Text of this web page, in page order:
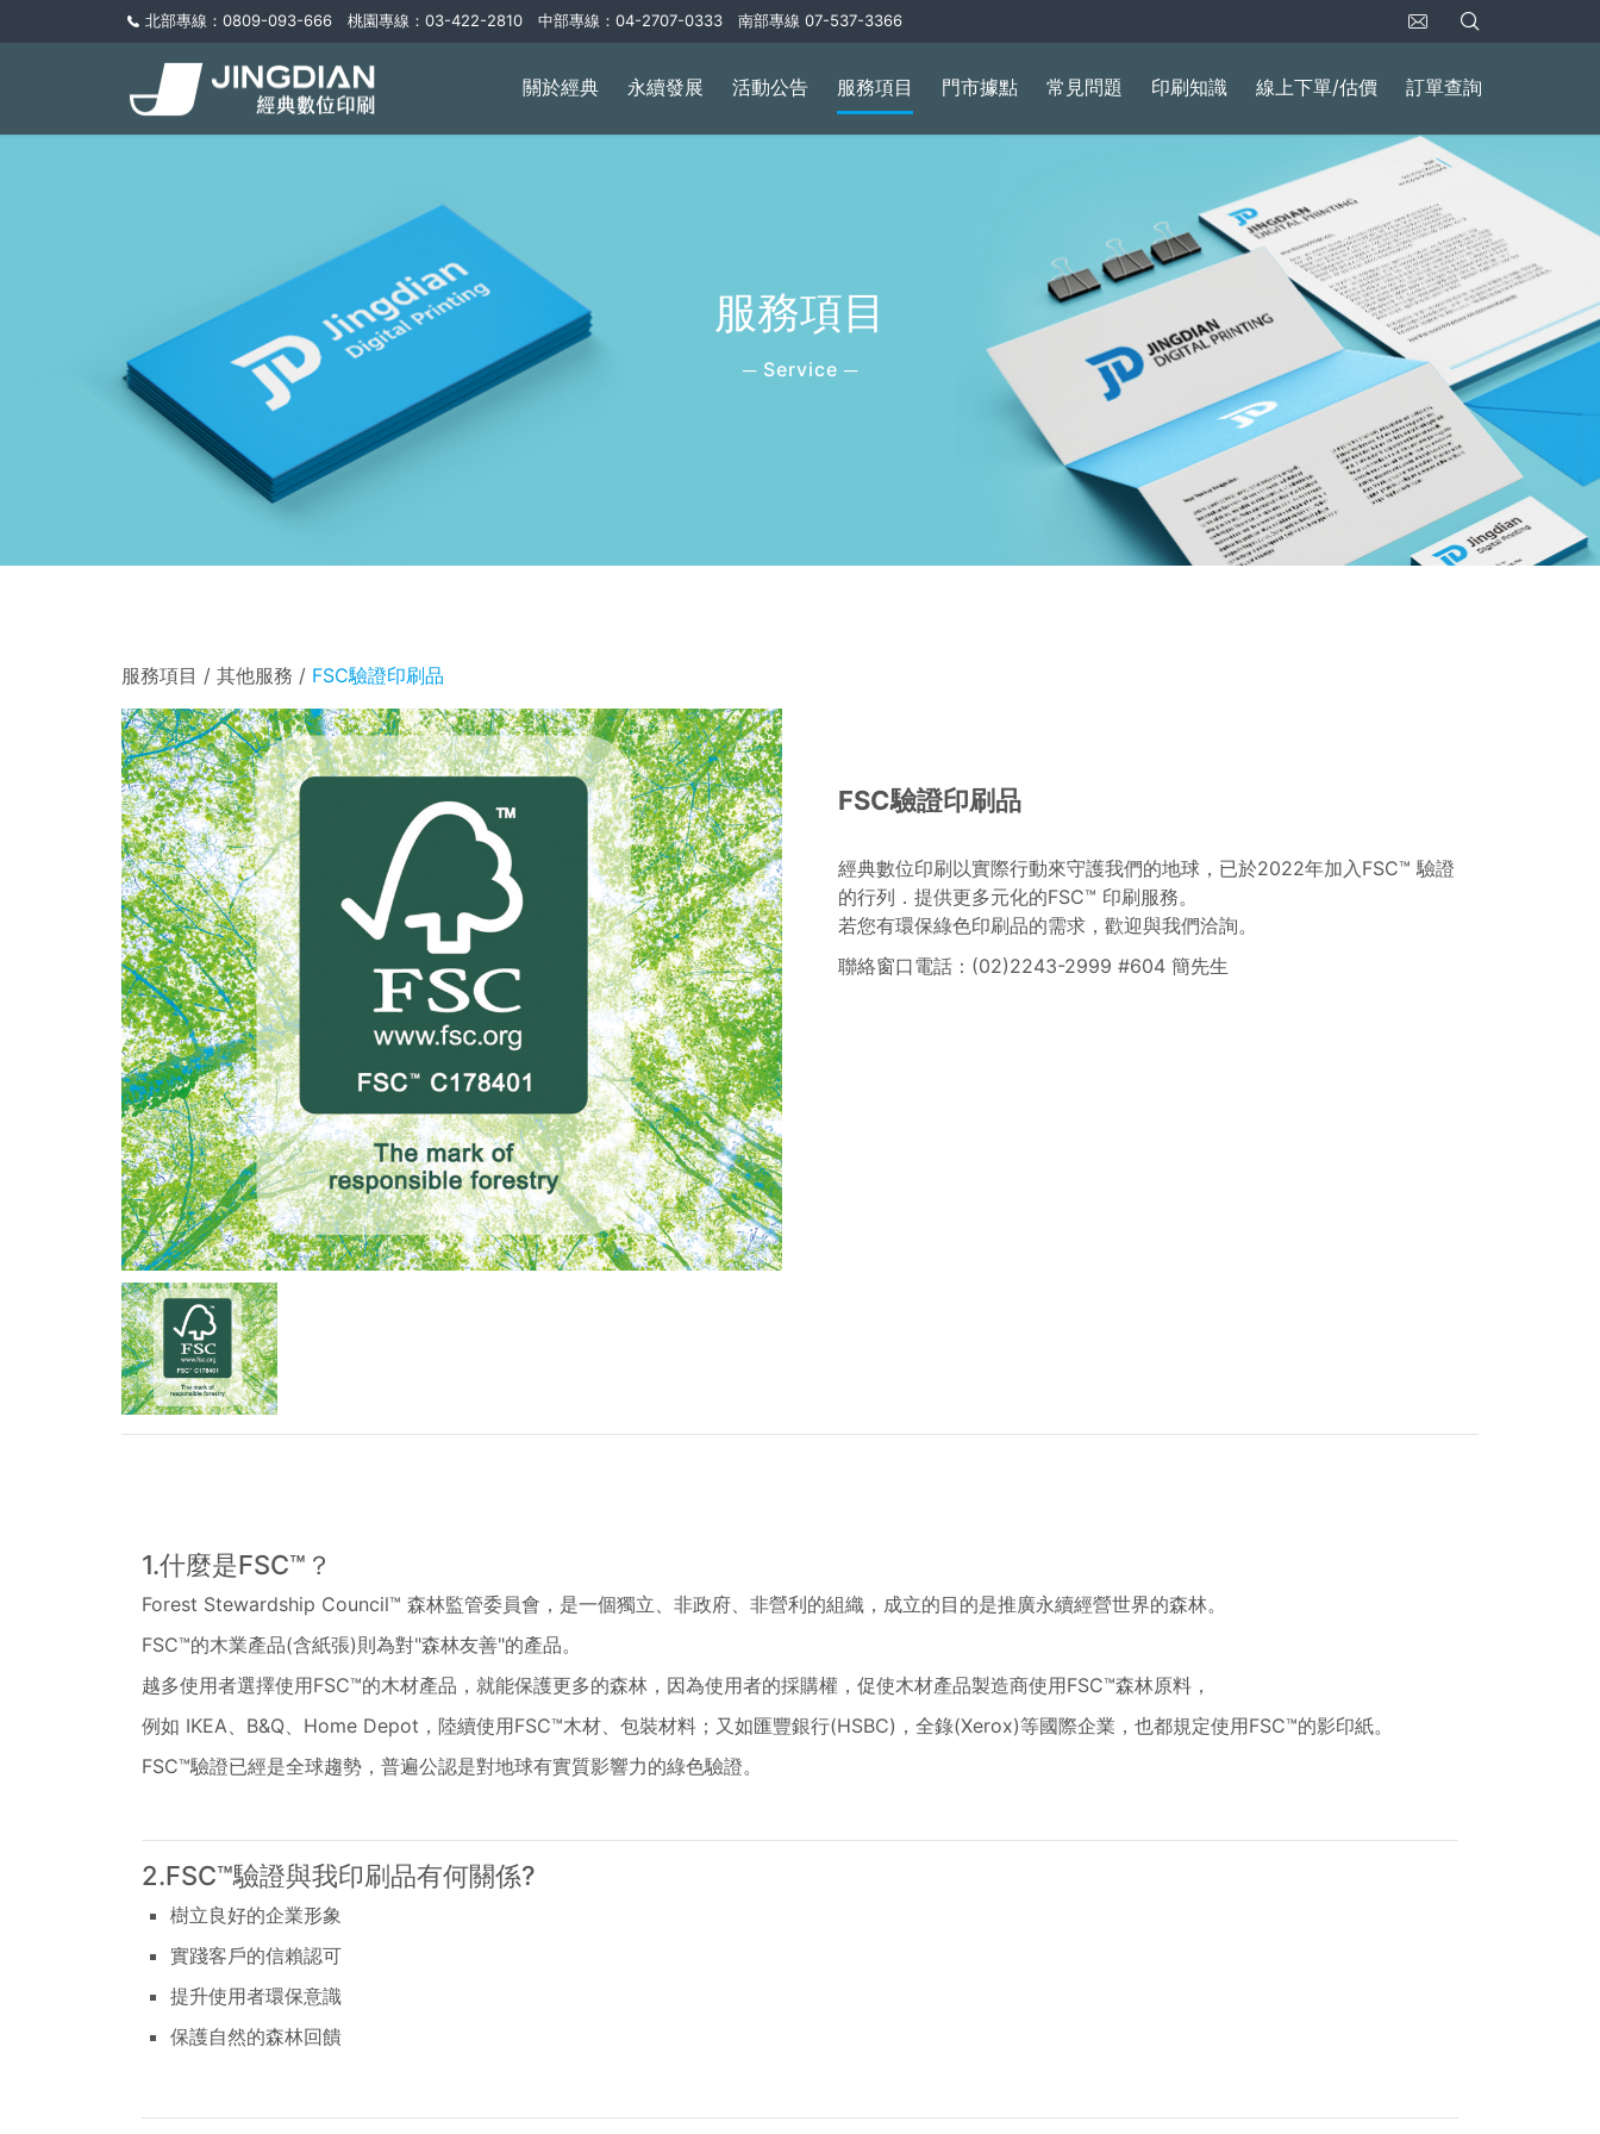
北部專線：0809-093-666 桃園專線：03-422-2810 中部專線：04-2707-0333 南部專線 07-537-3366
關於經典 永續發展 活動公告 服務項目 門市據點 常見問題 印刷知識 線上下單/估價 訂單查詢
服務項目
─ Service ─
服務項目 / 其他服務 / FSC驗證印刷品
FSC驗證印刷品
經典數位印刷以實際行動來守護我們的地球，已於2022年加入FSC™ 驗證
的行列．提供更多元化的FSC™ 印刷服務。
若您有環保綠色印刷品的需求，歡迎與我們洽詢。
聯絡窗口電話：(02)2243-2999 #604 簡先生
1.什麼是FSC™？
Forest Stewardship Council™ 森林監管委員會，是一個獨立、非政府、非營利的組織，成立的目的是推廣永續經營世界的森林。
FSC™的木業產品(含紙張)則為對"森林友善"的產品。
越多使用者選擇使用FSC™的木材產品，就能保護更多的森林，因為使用者的採購權，促使木材產品製造商使用FSC™森林原料，
例如 IKEA、B&Q、Home Depot，陸續使用FSC™木材、包裝材料；又如匯豐銀行(HSBC)，全錄(Xerox)等國際企業，也都規定使用FSC™的影印紙。
FSC™驗證已經是全球趨勢，普遍公認是對地球有實質影響力的綠色驗證。
2.FSC™驗證與我印刷品有何關係?
樹立良好的企業形象
實踐客戶的信賴認可
提升使用者環保意識
保護自然的森林回饋